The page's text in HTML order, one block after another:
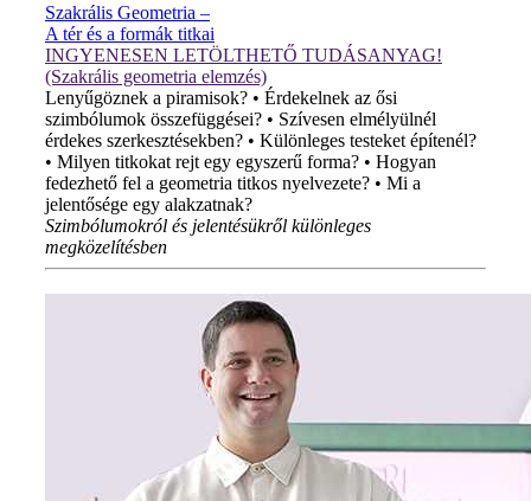
Szakrális Geometria –
A tér és a formák titkai
INGYENESEN LETÖLTHETŐ TUDÁSANYAG!
(Szakrális geometria elemzés)
Lenyűgöznek a piramisok? • Érdekelnek az ősi
szimbólumok összefüggései? • Szívesen elmélyülnél
érdekes szerkesztésekben? • Különleges testeket építenél?
• Milyen titkokat rejt egy egyszerű forma? • Hogyan
fedezhető fel a geometria titkos nyelvezete? • Mi a
jelentősége egy alakzatnak?
Szimbólumokról és jelentésükről különleges
megközelítésben